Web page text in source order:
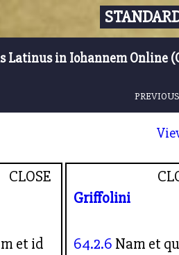
Latinus in Iohannem Online
CLOSE
et id
Griffolini
64.2.6 Nam et